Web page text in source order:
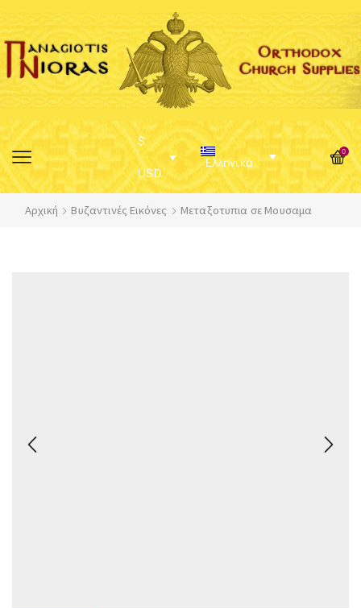
$
USD
Ελληνικά
0
Αρχική Βυζαντινές Εικόνες Μεταξοτυπια σε Μουσαμα